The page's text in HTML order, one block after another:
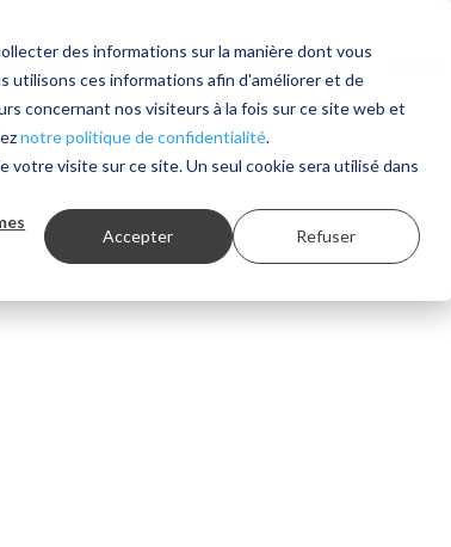
des informations sur la manière dont vous
utilisons ces informations afin d'améliorer et de
concernant nos visiteurs à la fois sur ce site web et
notre politique de confidentialité.
votre visite sur ce site. Un seul cookie sera utilisé dans
Accepter Refuser
Services ITD Research Actualités